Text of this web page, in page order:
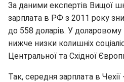
За даними експертів Вищої
зарплата в РФ з 2011 року
до 558 доларів. У доларовому
нижче низки колишніх
Центральної та Східної
Так, середня зарплата в